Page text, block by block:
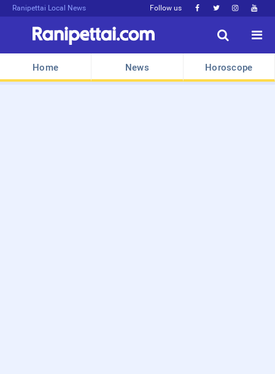
Ranipettai Local News Follow us    


Home News Horoscope